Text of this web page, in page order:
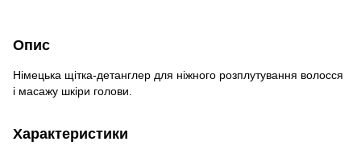
Опис
Німецька щітка-детанглер для ніжного розплутування волосся
і масажу шкіри голови.
Характеристики